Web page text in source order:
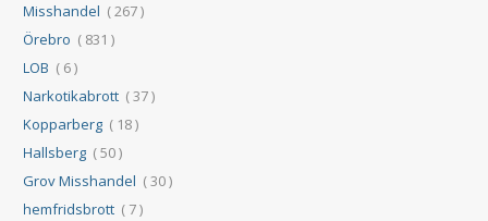
Misshandel ( 267 )
Örebro ( 831 )
LOB ( 6 )
Narkotikabrott ( 37 )
Kopparberg ( 18 )
Hallsberg ( 50 )
Grov Misshandel ( 30 )
hemfridsbrott ( 7 )